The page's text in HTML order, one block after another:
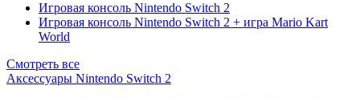
Игровая консоль Nintendo Switch 2
Игровая консоль Nintendo Switch 2 + игра Mario Kart
World
Смотреть все
Аксессуары Nintendo Switch 2